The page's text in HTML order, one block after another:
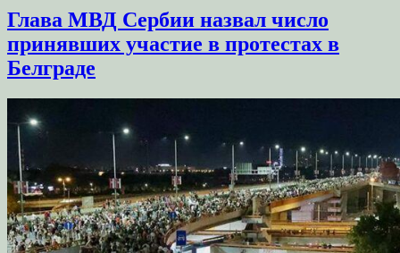
Глава МВД Сербии назвал число
принявших участие в протестах в
Белграде